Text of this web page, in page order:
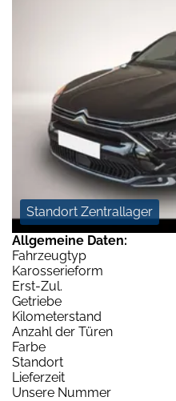
Standort Zentrallager
Allgemeine Daten:
Fahrzeugtyp
Karosserieform
Erst-Zul.
Getriebe
Kilometerstand
Anzahl der Türen
Farbe
Standort
Lieferzeit
Unsere Nummer